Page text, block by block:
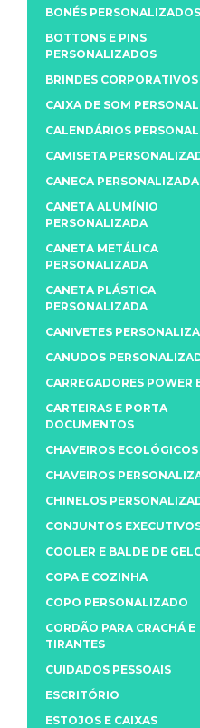
BONÉS PERSONALIZADOS
BOTTONS E PINS
PERSONALIZADOS
BRINDES CORPORATIVOS
CAIXA DE SOM
CALENDÁRIOS
CAMISETA
CANECA PERSONALIZADA
CANETA ALUMÍNIO
PERSONALIZADA
CANETA METÁLICA
PERSONALIZADA
CANETA PLÁSTICA
PERSONALIZADA
CANIVETES
CANUDOS
CARREGADORES POWER
CARTEIRAS E PORTA
DOCUMENTOS
CHAVEIROS ECOLÓGICOS
CHAVEIROS
CHINELOS
CONJUNTOS
COOLER E BALDE DE
COPA E COZINHA
COPO PERSONALIZADO
CORDÃO PARA CRACHÁ E
TIRANTES
CUIDADOS PESSOAIS
ESCRITÓRIO
ESTOJOS E CAIXAS